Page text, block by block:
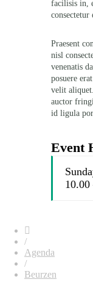
facilisis in,
consectetur
Praesent
nisl
venenatis
posuere
velit
auctor
id ligula
Event
10.00
/
Agenda
/
Beurzen